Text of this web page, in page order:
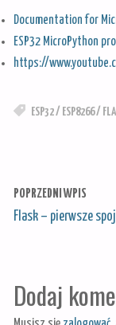
Documentation for
ESP32 MicroPython
https://
ESP32/ ESP8266/
POPRZEDNI WPIS
Flask – pierwsze
Dodaj